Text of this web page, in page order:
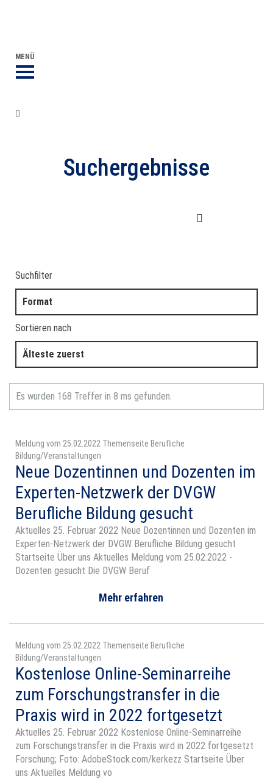
MENÜ
Suchergebnisse
Suchfilter
Format
Sortieren nach
Älteste zuerst
Es wurden 168 Treffer in 8 ms gefunden.
Meldung vom 25.02.2022 Themenseite Berufliche
Bildung/Veranstaltungen
Neue Dozentinnen und Dozenten im
Experten-Netzwerk der DVGW
Berufliche Bildung gesucht
Aktuelles 25. Februar 2022 Neue Dozentinnen und Dozenten im
Experten-Netzwerk der DVGW Berufliche Bildung gesucht
Startseite Über uns Aktuelles Meldung vom 25.02.2022 -
Dozenten gesucht Die DVGW Beruf
Mehr erfahren
Meldung vom 25.02.2022 Themenseite Berufliche
Bildung/Veranstaltungen
Kostenlose Online-Seminarreihe
zum Forschungstransfer in die
Praxis wird in 2022 fortgesetzt
Aktuelles 25. Februar 2022 Kostenlose Online-Seminarreihe
zum Forschungstransfer in die Praxis wird in 2022 fortgesetzt
Forschung; Foto: AdobeStock.com/kerkezz Startseite Über
uns Aktuelles Meldung vo